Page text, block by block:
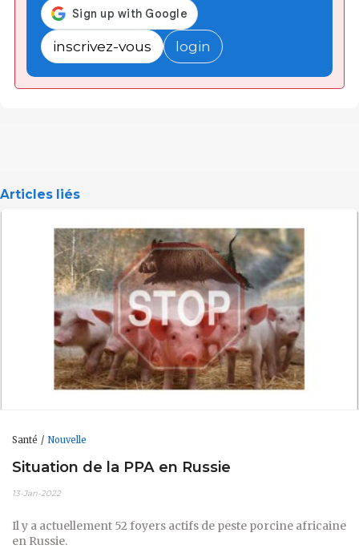
inscrivez-vous login
Articles liés
Santé Nouvelle
Situation de la PPA en Russie
13-Jan-2022
Il y a actuellement 52 foyers actifs de peste porcine africaine
en Russie.